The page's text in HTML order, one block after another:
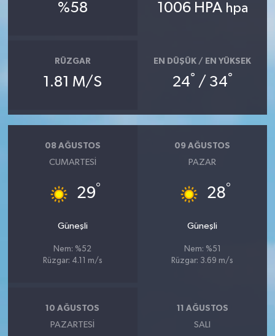
%58 1006 HPA hpa
RÜZGAR
1.81 M/S
EN DÜŞÜK / EN YÜKSEK
24° / 34°
08 AĞUSTOS
CUMARTESI
29°
Güneşli
Nem: %52
Rüzgar: 4.11 m/s
09 AĞUSTOS
PAZAR
28°
Güneşli
Nem: %51
Rüzgar: 3.69 m/s
10 AĞUSTOS
PAZARTESI
11 AĞUSTOS
SALI